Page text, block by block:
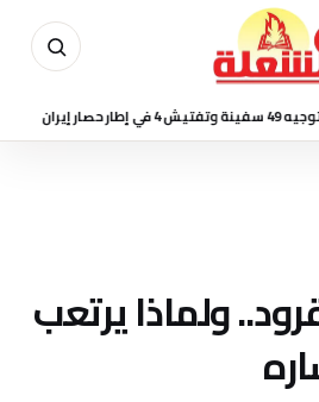
منذ 4 ساعة
ولماذا يرتعب